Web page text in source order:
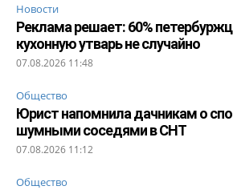
Новости
Реклама решает: 60%
кухонную утварь не случайно
07.08.2026 11:48
Общество
Юрист напомнила дачникам о
шумными соседями в СНТ
07.08.2026 11:12
Общество